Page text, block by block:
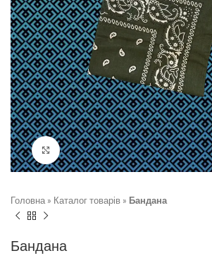
Натисніть, щоб збільшити
Головна » Каталог товарів » Бандана
Бандана